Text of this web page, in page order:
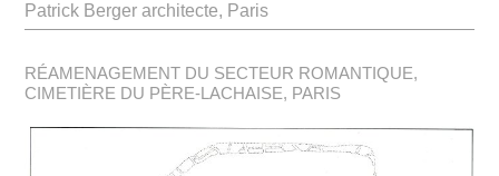
Patrick Berger architecte, Paris
RÉAMENAGEMENT DU SECTEUR ROMANTIQUE,
CIMETIÈRE DU PÈRE-LACHAISE, PARIS